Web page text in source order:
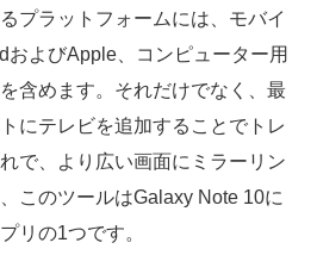
プラ​​ットフォームには、モバイ
およびApple、コンピューター用
含めます。それだけでなく、最
にテレビを追加することでトレ
で、より広い画面にミラーリン
このツールはGalaxy Note 10に
リの1つです。